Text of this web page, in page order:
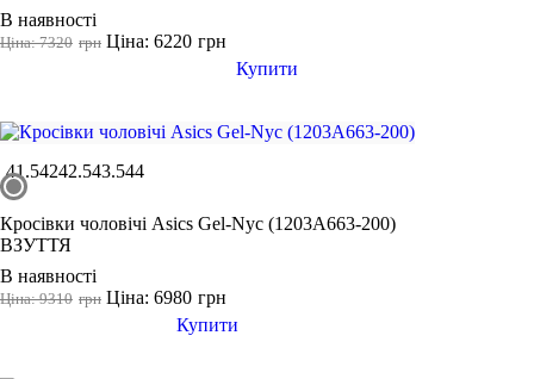
В наявності
грн
Ціна: 7320 грн
Ціна: 6220
Купити
41.54242.543.544
Кросівки чоловічі Asics Gel-Nyc (1203A663-200)
ВЗУТТЯ
В наявності
грн
Ціна: 9310 грн
Ціна: 6980
Купити